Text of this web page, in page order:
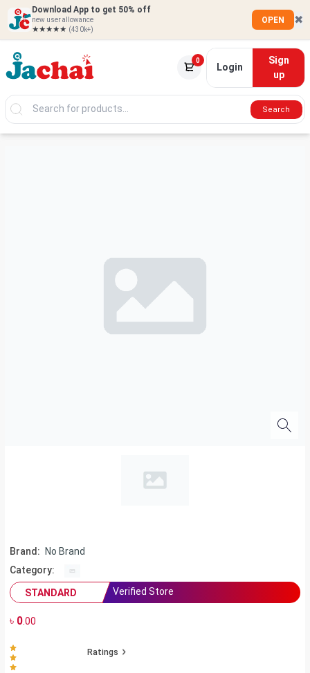
Download App to get 50% off
new user allowance
★★★★★ (430k+)
OPEN ✖
0
Login
Sign
up
Search
Brand:
No Brand
Category:
STANDARD
Verified Store
৳ 0.00
Ratings